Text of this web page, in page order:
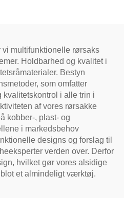
multifunktionelle rørsaks
Holdbarhed og kvalitet i
Bestyn
som omfatter
i alle trin i
af vores rørsakke
kobber-, plast- og
i markedsbehov
designs og forslag til
verden over. Derfor
hvilket gør vores alsidige
et almindeligt værktøj.